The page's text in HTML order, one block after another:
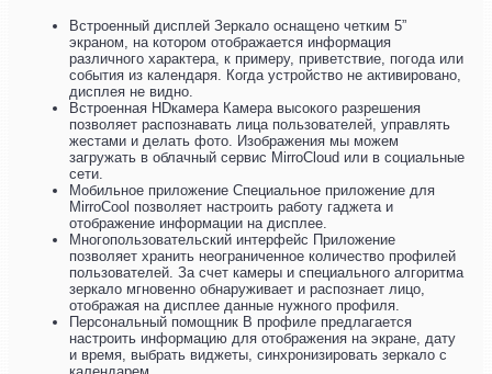
Встроенный дисплей Зеркало оснащено четким 5”
экраном, на котором отображается информация
различного характера, к примеру, приветствие, погода или
события из календаря. Когда устройство не активировано,
дисплея не видно.
Встроенная HDкамера Камера высокого разрешения
позволяет распознавать лица пользователей, управлять
жестами и делать фото. Изображения мы можем
загружать в облачный сервис MirroCloud или в социальные
сети.
Мобильное приложение Специальное приложение для
MirroCool позволяет настроить работу гаджета и
отображение информации на дисплее.
Многопользовательский интерфейс Приложение
позволяет хранить неограниченное количество профилей
пользователей. За счет камеры и специального алгоритма
зеркало мгновенно обнаруживает и распознает лицо,
отображая на дисплее данные нужного профиля.
Персональный помощник В профиле предлагается
настроить информацию для отображения на экране, дату
и время, выбрать виджеты, синхронизировать зеркало с